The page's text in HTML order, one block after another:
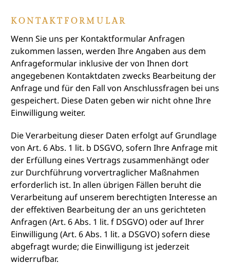
KONTAKTFORMULAR
Wenn Sie uns per Kontaktformular Anfragen
zukommen lassen, werden Ihre Angaben aus dem
Anfrageformular inklusive der von Ihnen dort
angegebenen Kontaktdaten zwecks Bearbeitung der
Anfrage und für den Fall von Anschlussfragen bei uns
gespeichert. Diese Daten geben wir nicht ohne Ihre
Einwilligung weiter.
Die Verarbeitung dieser Daten erfolgt auf Grundlage
von Art. 6 Abs. 1 lit. b DSGVO, sofern Ihre Anfrage mit
der Erfüllung eines Vertrags zusammenhängt oder
zur Durchführung vorvertraglicher Maßnahmen
erforderlich ist. In allen übrigen Fällen beruht die
Verarbeitung auf unserem berechtigten Interesse an
der effektiven Bearbeitung der an uns gerichteten
Anfragen (Art. 6 Abs. 1 lit. f DSGVO) oder auf Ihrer
Einwilligung (Art. 6 Abs. 1 lit. a DSGVO) sofern diese
abgefragt wurde; die Einwilligung ist jederzeit
widerrufbar.